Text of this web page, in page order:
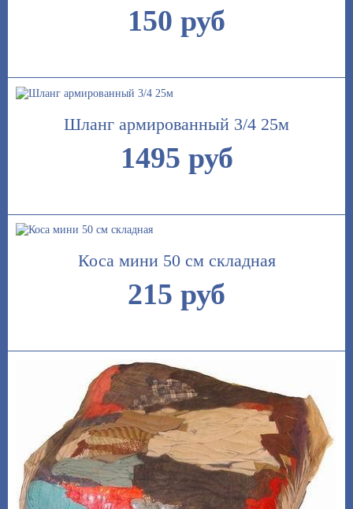
150 руб
Шланг армированный 3/4 25м
1495 руб
Коса мини 50 см складная
215 руб